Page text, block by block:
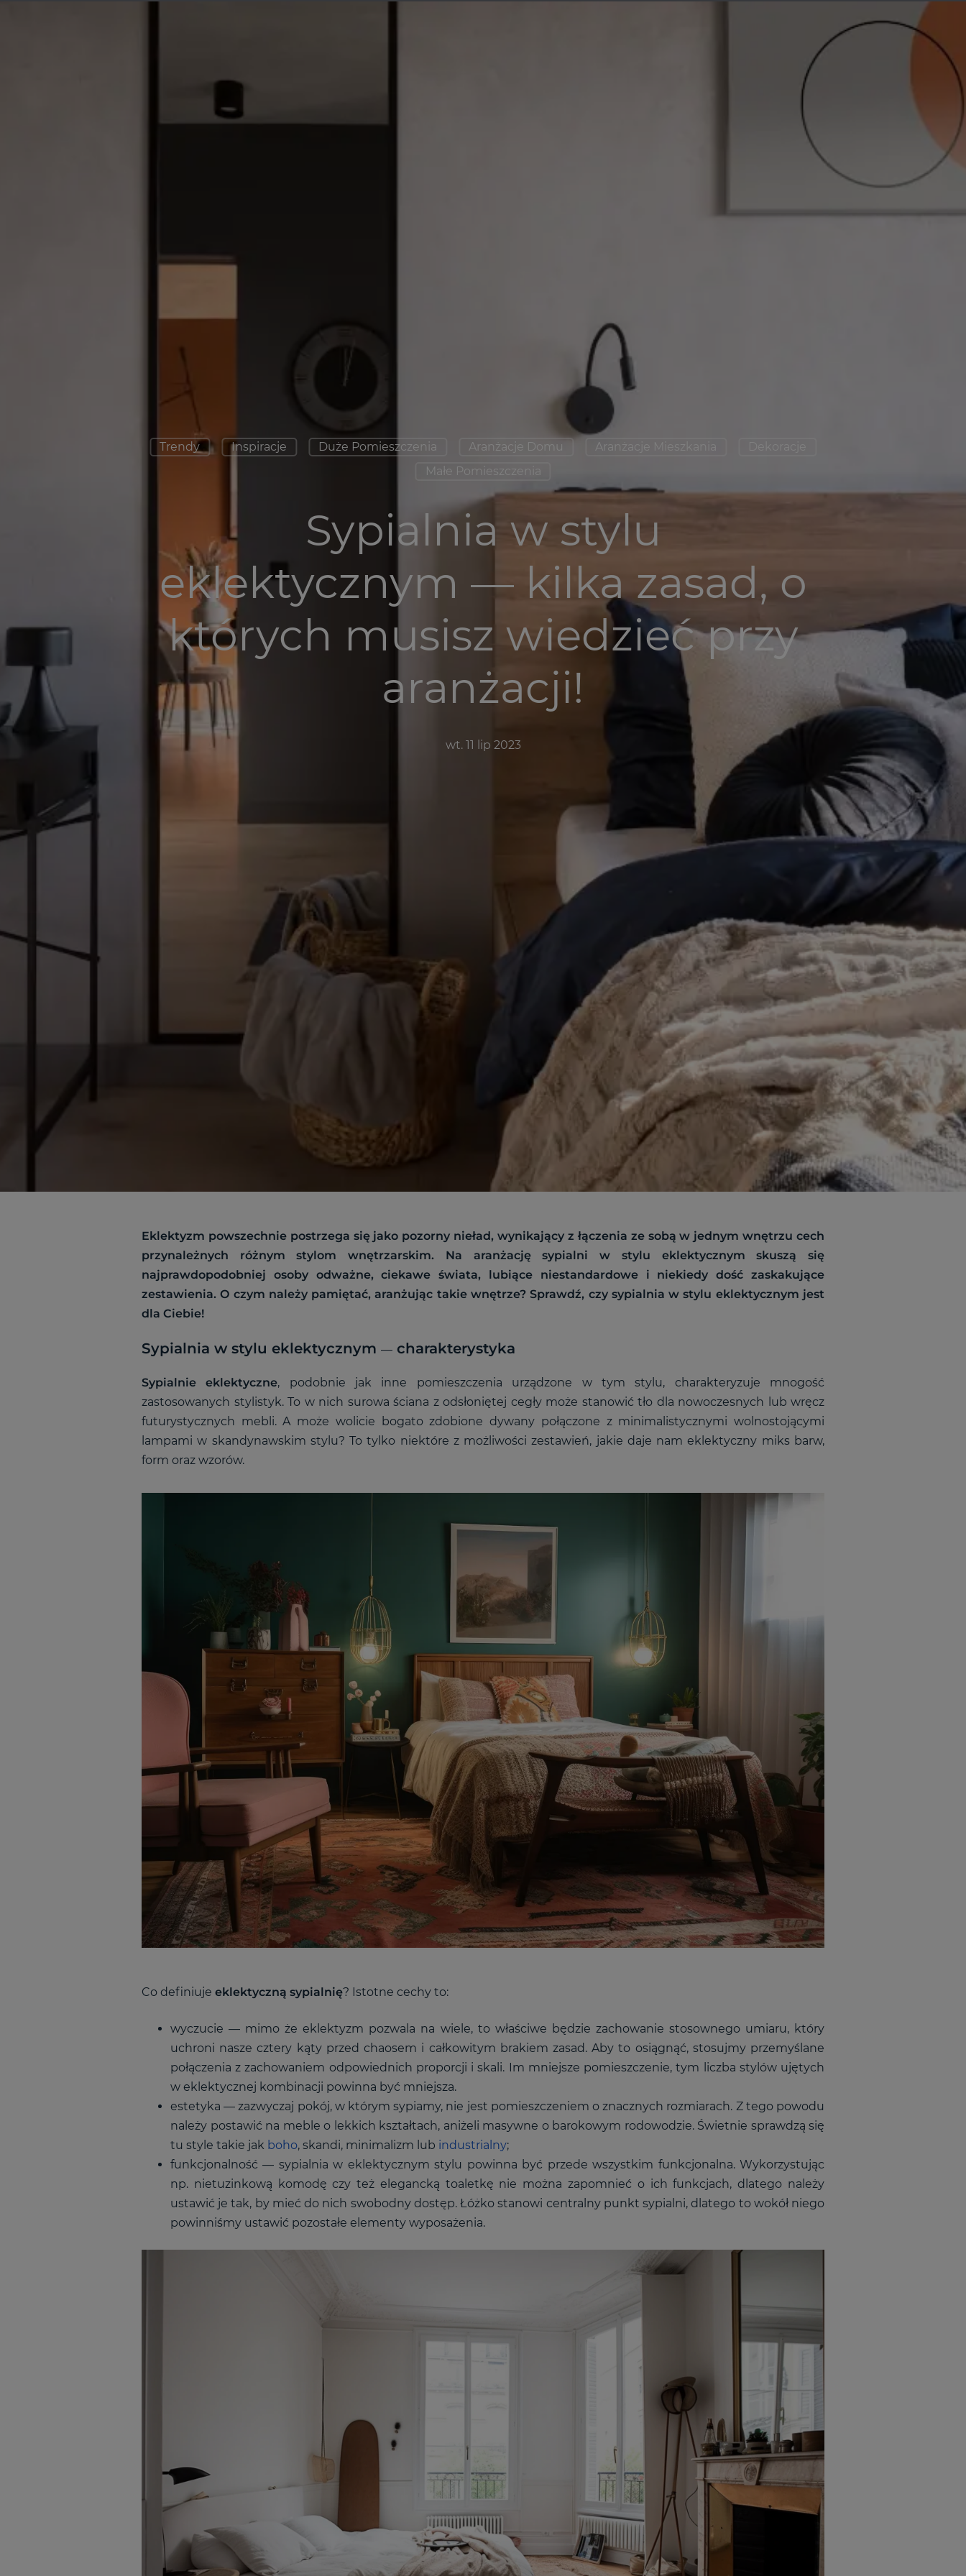
Trendy Inspiracje Duże Pomieszczenia Aranżacje Domu Aranżacje Mieszkania
Małe Pomieszczenia
Sypialnia w stylu
eklektycznym — kilka zasad, o
których musisz wiedzieć przy
aranżacji!
wt. 11 lip 2023
Eklektyzm powszechnie postrzega się jako pozorny nieład, wynikający z łączenia ze sobą w jednym wnętrzu cech
przynależnych różnym stylom wnętrzarskim. Na aranżację sypialni w stylu eklektycznym skuszą się
najprawdopodobniej osoby odważne, ciekawe świata, lubiące niestandardowe i niekiedy dość zaskakujące
zestawienia. O czym należy pamiętać, aranżując takie wnętrze? Sprawdź, czy sypialnia w stylu eklektycznym jest
dla Ciebie!
Sypialnia w stylu eklektycznym — charakterystyka
Sypialnie eklektyczne, podobnie jak inne pomieszczenia urządzone w tym stylu, charakteryzuje mnogość
zastosowanych stylistyk. To w nich surowa ściana z odsłoniętej cegły może stanowić tło dla nowoczesnych lub wręcz
futurystycznych mebli. A może wolicie bogato zdobione dywany połączone z minimalistycznymi wolnostojącymi
lampami w skandynawskim stylu? To tylko niektóre z możliwości zestawień, jakie daje nam eklektyczny miks barw,
form oraz wzorów.
Co definiuje eklektyczną sypialnię? Istotne cechy to:
wyczucie— mimo że eklektyzm pozwala na wiele, to właściwe będzie zachowanie stosownego umiaru, który
uchroni nasze cztery kąty przed chaosem i całkowitym brakiem zasad. Aby to osiągnąć, stosujmy przemyślane
połączenia z zachowaniem odpowiednich proporcji i skali. Im mniejsze pomieszczenie, tym liczba stylów ujętych
w eklektycznej kombinacji powinna być mniejsza.
estetyka— zazwyczaj pokój, w którym sypiamy, nie jest pomieszczeniem o znacznych rozmiarach. Z tego powodu
należy postawić na meble o lekkich kształtach, aniżeli masywne o barokowym rodowodzie. Świetnie sprawdzą się
tu style takie jak boho, skandi, minimalizm lub industrialny;
funkcjonalność— sypialnia w eklektycznym stylu powinna być przede wszystkim funkcjonalna. Wykorzystując
np. nietuzinkową komodę czy też elegancką toaletkę nie można zapomnieć o ich funkcjach, dlatego należy
ustawić je tak, by mieć do nich swobodny dostęp. Łóżko stanowi centralny punkt sypialni, dlatego to wokół niego
powinniśmy ustawić pozostałe elementy wyposażenia.